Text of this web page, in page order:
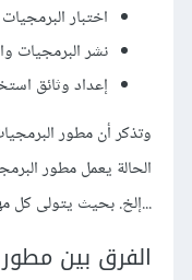
اختبار
نشر البرمجيات
إعداد وثائق
وتذكر أن مطور
الحالة يعمل مطور
...إلخ. بحيث يتولى
الفرق بين